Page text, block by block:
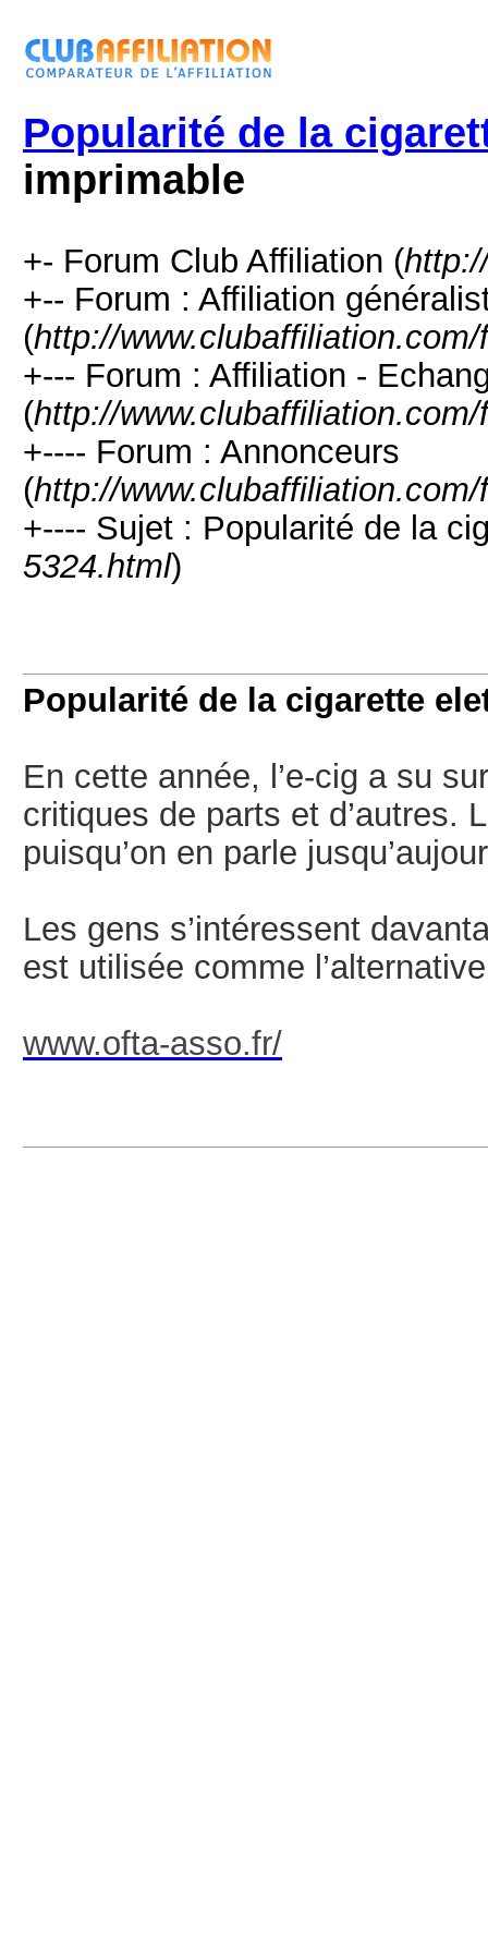
Popularité de la
imprimable
+- Forum Club Affiliation (
+-- Forum : Affiliation
(http://
+--- Forum : Affiliation -
(http://
+---- Forum : Annonceurs
(http://
+---- Sujet : Popularité de la
5324.html)
Popularité de la cigarette
En cette année, l’e-cig a su
critiques de parts et d’autres.
puisqu’on en parle
Les gens s’intéressent
est utilisée comme
www.ofta-asso.fr/